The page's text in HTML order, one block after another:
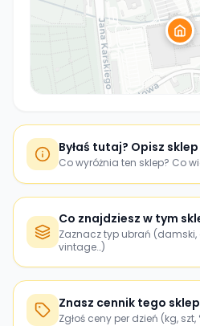
Byłaś tutaj? Opisz sklep
Co wyróżnia ten sklep? Co
Co znajdziesz w tym
Zaznacz typ ubrań (damski,
vintage…)
Znasz cennik tego
Zgłoś ceny per dzień (kg, szt,